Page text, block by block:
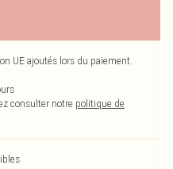
UE ajoutés lors du paiement.
consulter notre politique de